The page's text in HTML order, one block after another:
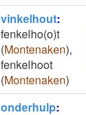
vinkelhout:
fenkelho(o)t
(Montenaken),
fenkelhoot
(Montenaken)
onderhulp: